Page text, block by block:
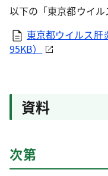
以下の「東京都ウイ
東京都ウイルス肝
95KB）
資料
次第